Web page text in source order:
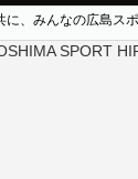
に、みんなの広島ス